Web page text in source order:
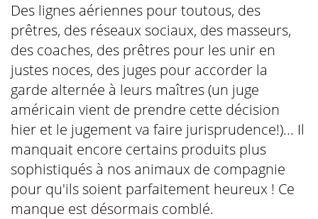
Des lignes aériennes pour toutous, des
prêtres, des réseaux sociaux, des masseurs,
des coaches, des prêtres pour les unir en
justes noces, des juges pour accorder la
garde alternée à leurs maîtres (un juge
américain vient de prendre cette décision
hier et le jugement va faire jurisprudence!)... Il
manquait encore certains produits plus
sophistiqués à nos animaux de compagnie
pour qu'ils soient parfaitement heureux ! Ce
manque est désormais comblé.